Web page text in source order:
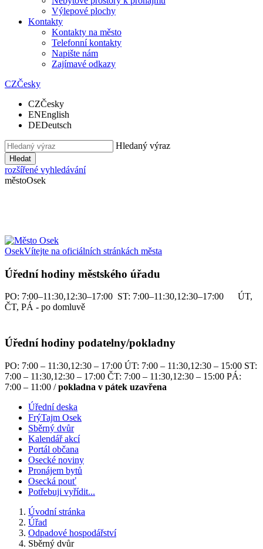
Výlepové plochy
Kontakty
Kontakty na město
Telefonní kontakty
Napište nám
Zajímavé odkazy
CZČesky
CZČesky
ENEnglish
DEDeutsch
Hledaný výraz
Hledat
rozšířené vyhledávání
městoOsek
OsekVítejte na oficiálních stránkách města
Úřední hodiny městského úřadu
PO: 7:00–11:30,12:30–17:00 ST: 7:00–11:30,12:30–17:00 ÚT,
ČT, PÁ - po domluvě
Úřední hodiny podatelny/pokladny
PO: 7:00 – 11:30,12:30 – 17:00 ÚT: 7:00 – 11:30,12:30 – 15:00 ST:
7:00 – 11:30,12:30 – 17:00 ČT: 7:00 – 11:30,12:30 – 15:00 PÁ:
7:00 – 11:00 /pokladna v pátek uzavřena
Úřední deska
FrýTajm Osek
Sběrný dvůr
Kalendář akcí
Portál občana
Osecké noviny
Pronájem bytů
Osecká pouť
Potřebuji vyřídit...
Úvodní stránka
Úřad
Odpadové hospodářství
Sběrný dvůr